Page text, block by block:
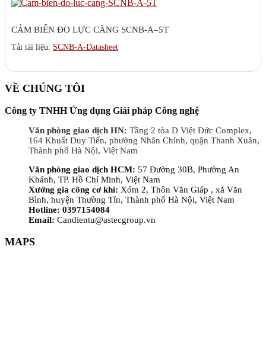
CẢM BIẾN ĐO LỰC CĂNG SCNB-A–5T
Tải tài liệu: SCNB-A-Datasheet
VỀ CHÚNG TÔI
Công ty TNHH Ứng dụng Giải pháp Công nghệ
Văn phòng giao dịch HN: Tầng 2 tòa D Việt Đức Complex,
164 Khuất Duy Tiến, phường Nhân Chính, quận Thanh Xuân,
Thành phố Hà Nội, Việt Nam
Văn phòng giao dịch HCM: 57 Đường 30B, Phường An
Khánh, TP. Hồ Chí Minh, Việt Nam
Xưởng gia công cơ khí: Xóm 2, Thôn Văn Giáp , xã Văn
Bình, huyện Thường Tín, Thành phố Hà Nội, Việt Nam
Hotline: 0397154084
Email: Candientu@astecgroup.vn
MAPS